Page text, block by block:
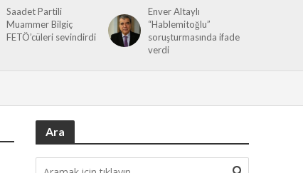
Saadet Partili
Muammer Bilgiç
FETÖ’cüleri sevindirdi
Enver Altaylı
“Hablemitoğlu”
soruşturmasında ifade
verdi
Ara